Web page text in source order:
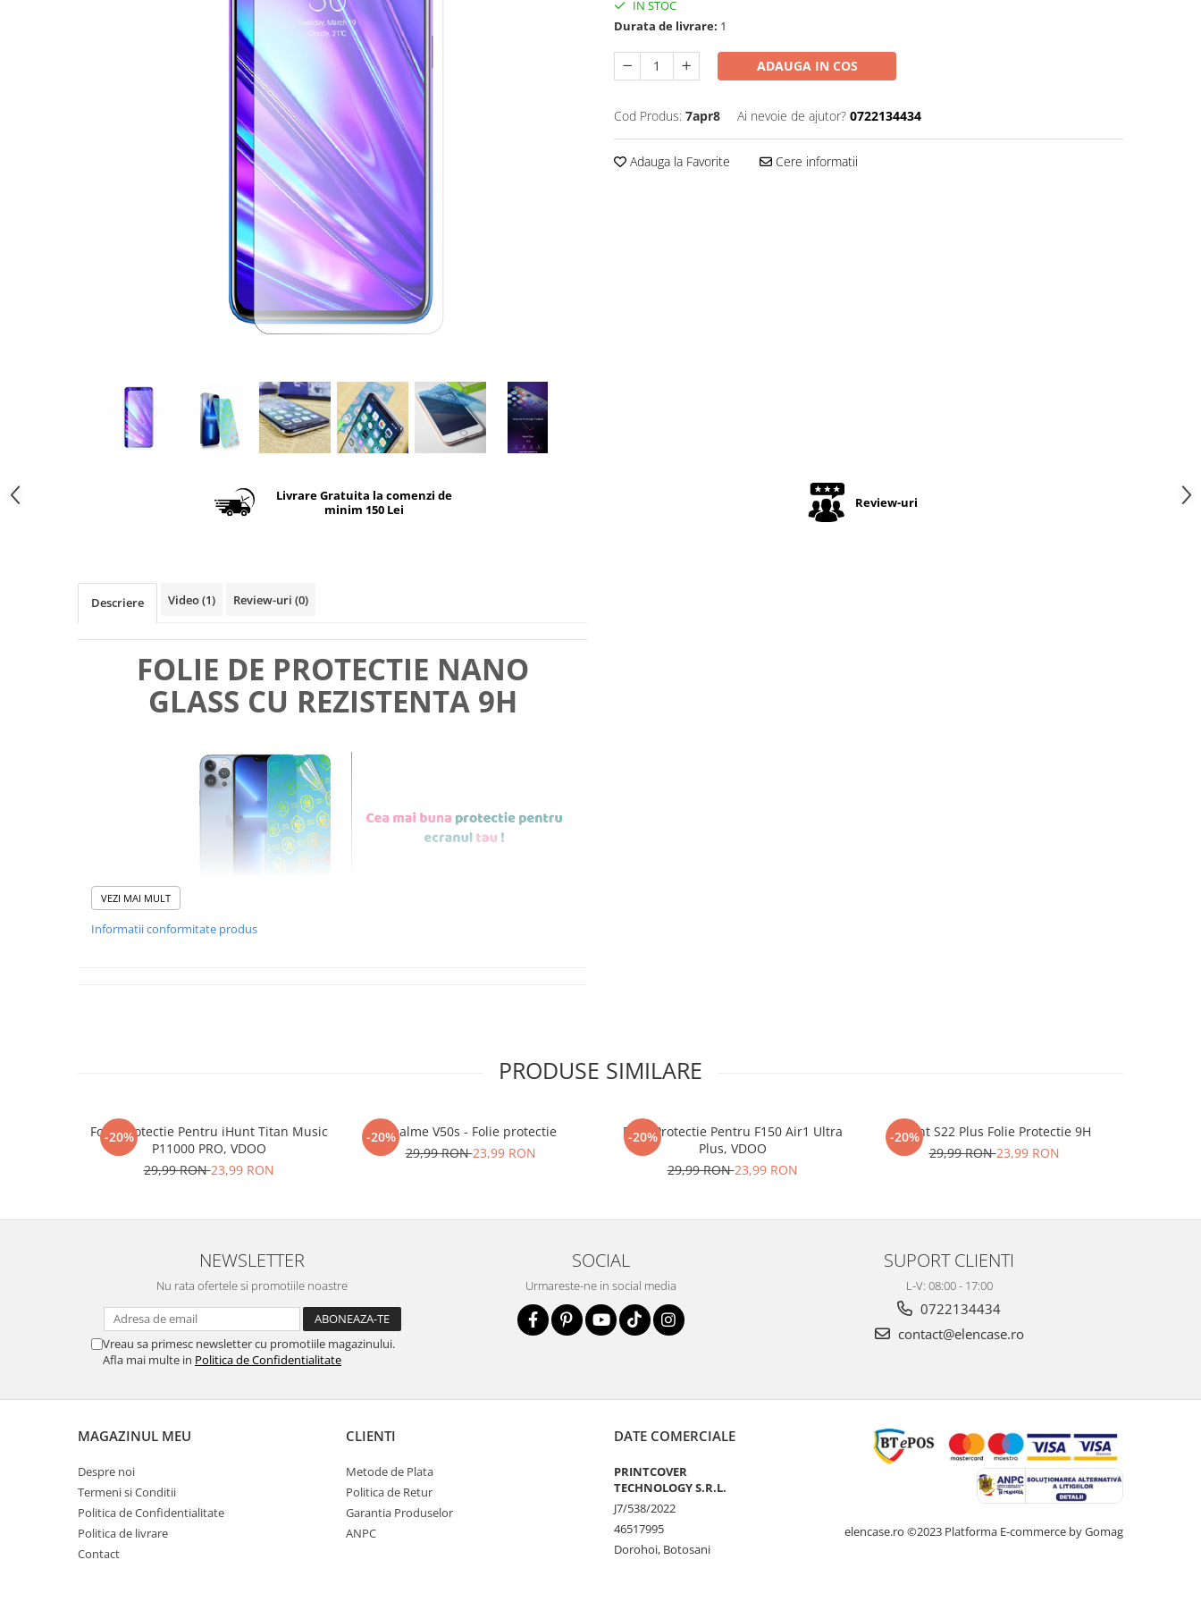
IN STOC
Durata de livrare: 1
ADAUGA IN COS
Cod Produs: 7apr8 Ai nevoie de ajutor? 0722134434
Adauga la Favorite Cere informatii
Livrare Gratuita la comenzi de
minim 150 Lei
Review-uri
Descriere Video(1) Review-uri (0)
FOLIE DE PROTECTIE NANO
GLASS CU REZISTENTA 9H
Materialul folosit in producerea foliilorNU
Nano Glass flexibil.
Acestagaranteazaca NU SE SPARGEin
mii de cioburi ascutite si periculoase.
Nu numai ca este rezistenta la zgarieturi si
spargere, ci siINTARESTE ecranul!
Folia avand rezistenta 9H la zgarieturi,
asigura si un aspect imaculat ecranului pe
Nu modifica in nici un felfunctionalitatea
normala si utilizarea confortabila a
telefonului.
VEZI MAI MULT
Informatii conformitate produs
PRODUSE SIMILARE
-20%
Folie Protectie Pentru iHunt Titan Music
P11000 PRO, VDOO
29,99 RON23,99 RON
-20%Realme V50s - Folie protectie
29,99 RON23,99 RON
-20%
Folie Protectie Pentru F150 Air1 Ultra
Plus, VDOO
29,99 RON23,99 RON
-20%
iHunt S22 Plus Folie Protectie 9H
29,99 RON23,99 RON
NEWSLETTER
Nu rata ofertele si promotiile noastre
Vreau sa primesc newsletter cu promotiile magazinului.
Afla mai multe in Politica de Confidentialitate
SOCIAL
Urmareste-ne in social media
SUPORT CLIENTI
L-V: 08:00 - 17:00
0722134434
contact@elencase.ro
MAGAZINUL MEU
Despre noi
Termeni si Conditii
Politica de Confidentialitate
Politica de livrare
Contact
CLIENTI
Metode de Plata
Politica de Retur
Garantia Produselor
ANPC
DATE COMERCIALE
PRINTCOVER
TECHNOLOGY S.R.L.
J7/538/2022
46517995
Dorohoi, Botosani
elencase.ro ©2023 Platforma E-commerce by Gomag